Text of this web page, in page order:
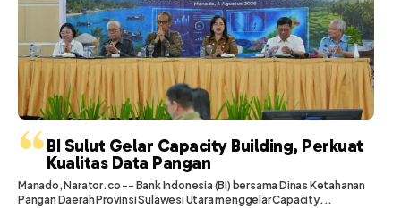
“BI Sulut Gelar Capacity Building, Perkuat
Kualitas Data Pangan
Manado, Narator.co -- Bank Indonesia (BI) bersama Dinas Ketahanan
Pangan Daerah Provinsi Sulawesi Utara menggelar Capacity...